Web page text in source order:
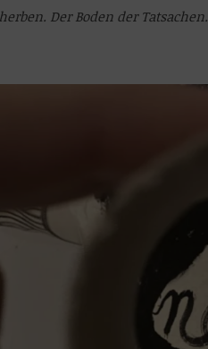
Der Boden der Tatsachen.